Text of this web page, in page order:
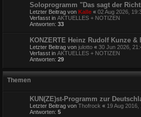
Soloprogramm "Das sagt der
Letzter Beitrag von Kalle « 02 Aug 2026,
Verfasst in AKTUELLES + NOTIZEN
Antworten: 33
KONZERTE Heinz Rudolf Kunze &
Letzter Beitrag von julotto « 30 Jun 2026,
Verfasst in AKTUELLES + NOTIZEN
Antworten: 29
Themen
KUN(ZE)st-Programm zur
Letzter Beitrag von Thofrock « 19 Aug 2016,
Antworten: 5